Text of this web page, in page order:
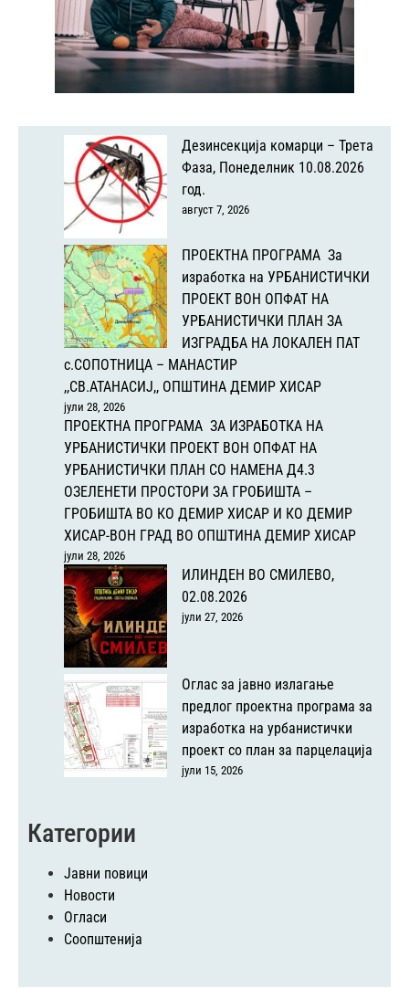
Дезинсекција комарци – Трета
Фаза, Понеделник 10.08.2026
год.
август 7, 2026
ПРОЕКТНА ПРОГРАМА За
изработка на УРБАНИСТИЧКИ
ПРОЕКТ ВОН ОПФАТ НА
УРБАНИСТИЧКИ ПЛАН ЗА
ИЗГРАДБА НА ЛОКАЛЕН ПАТ
с.СОПОТНИЦА – МАНАСТИР
,,СВ.АТАНАСИЈ,, ОПШТИНА ДЕМИР ХИСАР
јули 28, 2026
ПРОЕКТНА ПРОГРАМА ЗА ИЗРАБОТКА НА
УРБАНИСТИЧКИ ПРОЕКТ ВОН ОПФАТ НА
УРБАНИСТИЧКИ ПЛАН СО НАМЕНА Д4.3
ОЗЕЛЕНЕТИ ПРОСТОРИ ЗА ГРОБИШТА –
ГРОБИШТА ВО КО ДЕМИР ХИСАР И КО ДЕМИР
ХИСАР-ВОН ГРАД ВО ОПШТИНА ДЕМИР ХИСАР
јули 28, 2026
ИЛИНДЕН ВО СМИЛЕВО,
02.08.2026
јули 27, 2026
Оглас за јавно излагање
предлог проектна програма за
изработка на урбанистички
проект со план за парцелација
јули 15, 2026
Категории
Јавни повици
Новости
Огласи
Соопштенија